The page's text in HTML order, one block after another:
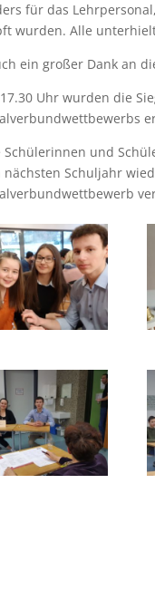
für das
wurden. Alle
ein großer Dank an
Uhr wurden die
Schülerinnen und
nächsten Schuljahr